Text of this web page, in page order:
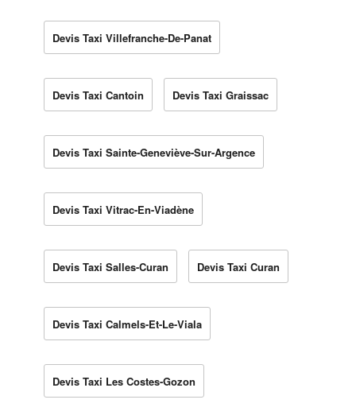
Devis Taxi Villefranche-De-Panat
Devis Taxi Cantoin Devis Taxi Graissac
Devis Taxi Sainte-Geneviève-Sur-Argence
Devis Taxi Vitrac-En-Viadène
Devis Taxi Salles-Curan Devis Taxi Curan
Devis Taxi Calmels-Et-Le-Viala
Devis Taxi Les Costes-Gozon